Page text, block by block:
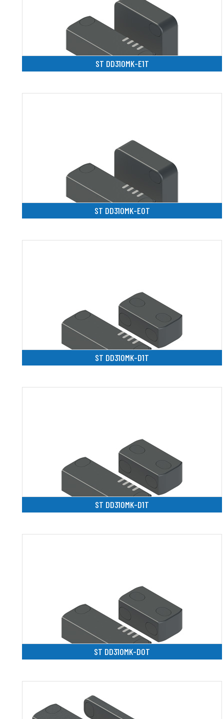
ST DD310MK-E1T
ST DD310MK-E0T
ST DD310MK-D1T
ST DD310MK-D1T
ST DD310MK-D0T